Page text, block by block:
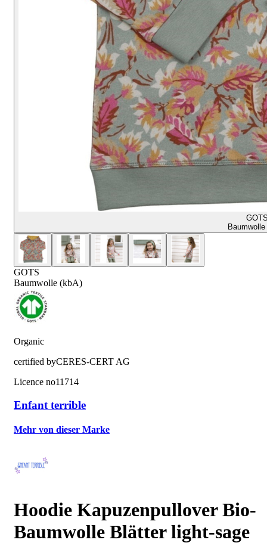
GOTS
Baumwolle (kbA)
Organic
certified byCERES-CERT AG
Licence no11714
Enfant terrible
Mehr von dieser Marke
Hoodie Kapuzenpullover Bio-
Baumwolle Blätter light-sage